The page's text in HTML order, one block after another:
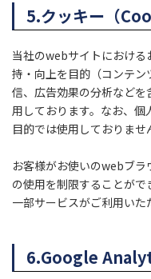
5.クッキー（
当社のwebサイトにおけ
持・向上を目的（コンテ
信、広告効果の分析など
用しております。なお、個
目的では使用しておりませ
お客様がお使いのwebブラ
の使用を制限することが
一部サービスがご利用いた
6.Google